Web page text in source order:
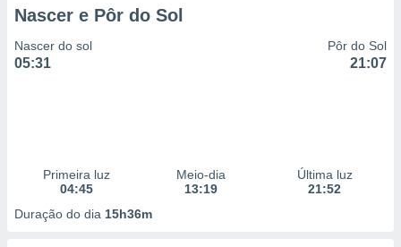
Nascer e Pôr do Sol
Nascer do sol
05:31
Pôr do Sol
21:07
Primeira luz
04:45
Meio-dia
13:19
Última luz
21:52
Duração do dia 15h36m